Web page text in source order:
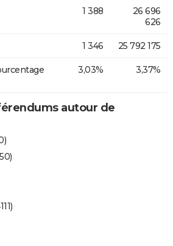
1 388
26 696
626
1 346 25 792 175
3,03% 3,37%
autour de